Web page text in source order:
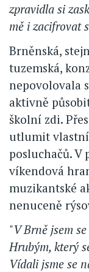
zpravidla si
mě i zacifrovat
Brněnská,
tuzemská,
nepovolovala
aktivně
školní zdi.
utlumit
posluchačů. V
víkendová
muzikantské
nenuceně
"V Brně jsem
Hrubým, který
Vídali jsme se